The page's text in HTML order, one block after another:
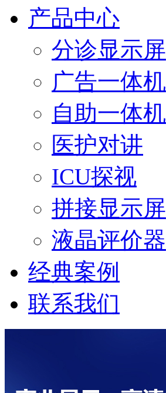
产品中心
分诊显示屏
广告一体机
自助一体机
医护对讲
ICU探视
拼接显示屏
液晶评价器
经典案例
联系我们